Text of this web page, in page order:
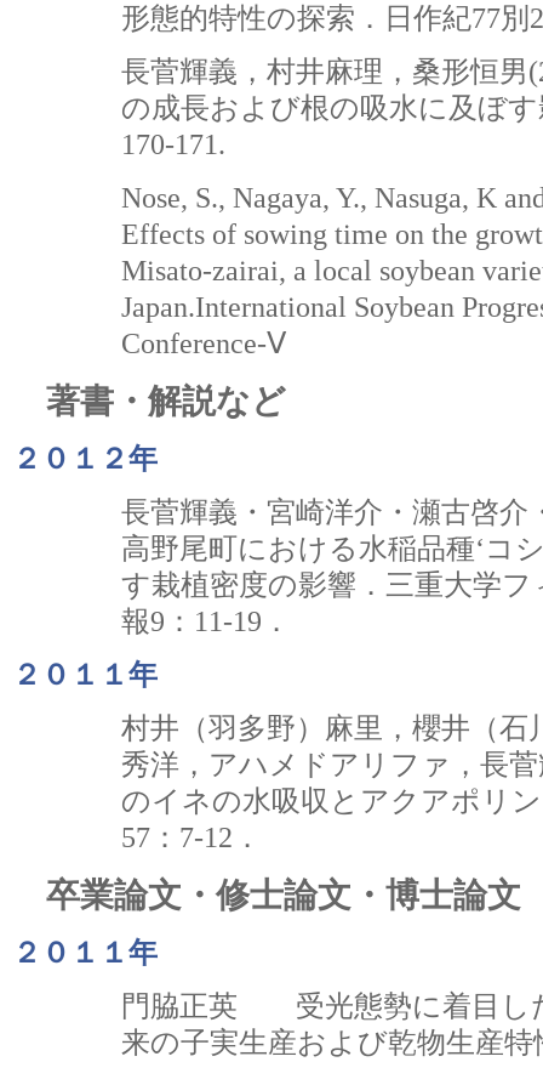
形態的特性の探索．日作紀77別
長菅輝義，村井麻理，桑形恒男
の成長および根の吸水に及ぼ
170-171.
Nose, S., Nagaya, Y., Nasuga, K
Effects of sowing time on the
Misato-zairai, a local soybean
Japan.International Soybean
Conference-Ⅴ
著書・解説など
２０１２年
長菅輝義・宮崎洋介・瀬古啓介
高野尾町における水稲品種‘コ
す栽植密度の影響．三重大学
報9：11-19．
２０１１年
村井（羽多野）麻里，櫻井（石
秀洋，アハメドアリファ，長
のイネの水吸収とアクアポリ
57：7-12．
卒業論文・修士論文・博士論文
２０１１年
門脇正英 受光態勢に着目し
来の子実生産および乾物生産特